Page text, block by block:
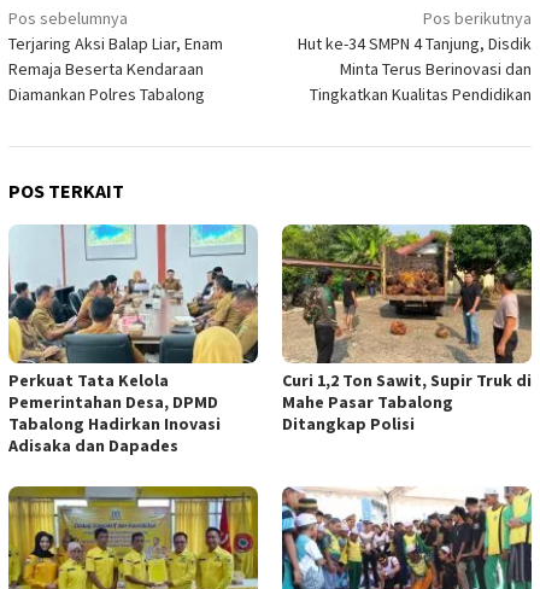
Navigasi
pos
Pos sebelumnya
Terjaring Aksi Balap Liar, Enam
Remaja Beserta Kendaraan
Diamankan Polres Tabalong
Pos berikutnya
Hut ke-34 SMPN 4 Tanjung, Disdik
Minta Terus Berinovasi dan
Tingkatkan Kualitas Pendidikan
POS TERKAIT
Perkuat Tata Kelola
Pemerintahan Desa, DPMD
Tabalong Hadirkan Inovasi
Adisaka dan Dapades
Curi 1,2 Ton Sawit, Supir Truk di
Mahe Pasar Tabalong
Ditangkap Polisi